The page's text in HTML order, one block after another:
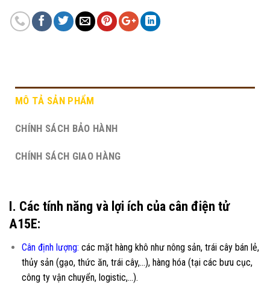
MÔ TẢ SẢN PHẨM
CHÍNH SÁCH BẢO HÀNH
CHÍNH SÁCH GIAO HÀNG
I. Các tính năng và lợi ích của cân điện tử
A15E:
Cân định lượng: các mặt hàng khô như nông sản, trái cây bán lẻ,
thủy sản (gạo, thức ăn, trái cây,…), hàng hóa (tại các bưu cục,
công ty vận chuyển, logistic,…).